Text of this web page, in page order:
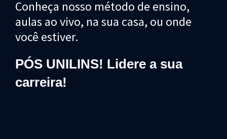
Conheça nosso método de ensino,
aulas ao vivo, na sua casa, ou onde
você estiver.
PÓS UNILINS! Lidere a sua
carreira!